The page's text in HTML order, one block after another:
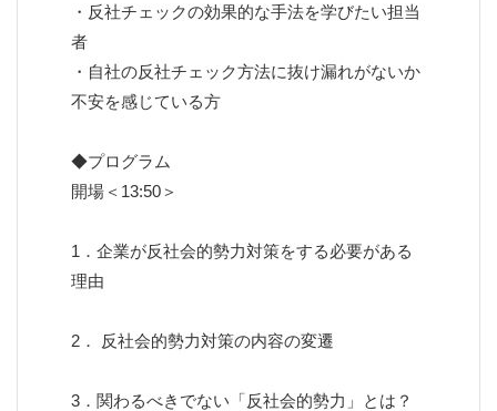
・反社チェックの効果的な手法を学びたい担当
者
・自社の反社チェック方法に抜け漏れがないか
不安を感じている方
◆プログラム
開場＜13:50＞
1．企業が反社会的勢力対策をする必要がある
理由
2． 反社会的勢力対策の内容の変遷
3．関わるべきでない「反社会的勢力」とは？ ​